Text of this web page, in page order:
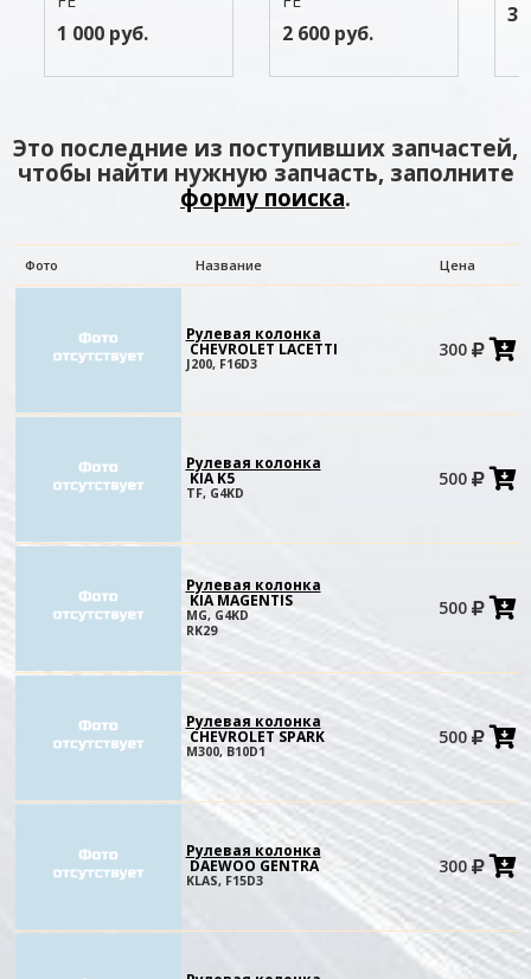
1 000 руб. 2 600 руб.
3
Это последние из поступивших запчастей,
чтобы найти нужную запчасть, заполните
форму поиска.
Фото Название Цена
Рулевая колонка
CHEVROLET LACETTI
J200, F16D3
300
Рулевая колонка
KIA K5
TF, G4KD
500
Рулевая колонка
KIA MAGENTIS
MG, G4KD
RK29
500
Рулевая колонка
CHEVROLET SPARK
M300, B10D1
500 в
Рулевая колонка
DAEWOO GENTRA
KLAS, F15D3
300 в